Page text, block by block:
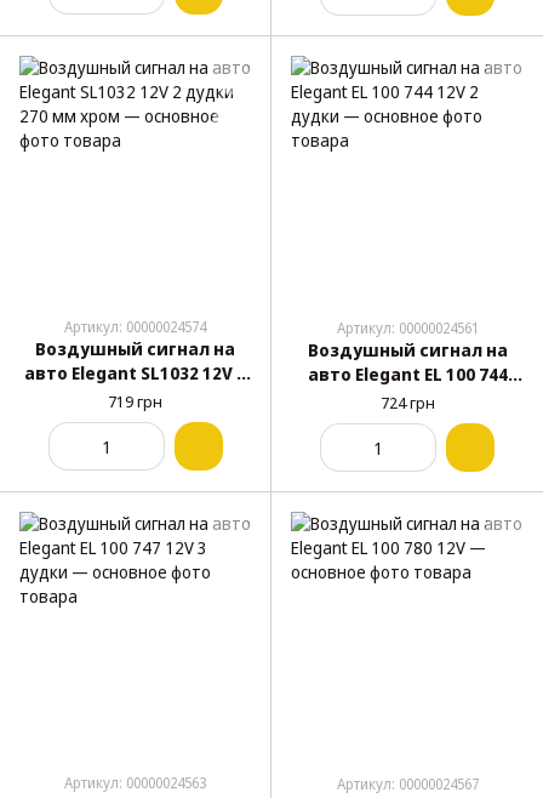
Артикул: 00000024574
Воздушный сигнал на
авто Elegant SL1032 12V 2
дудки 270 мм хром
719 грн
Артикул: 00000024561
Воздушный сигнал на
авто Elegant EL 100 744
12V 2 дудки
724 грн
Артикул: 00000024563 Артикул: 00000024567